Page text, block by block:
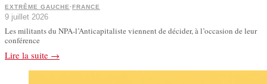
EXTRÊME GAUCHE·FRANCE
9 juillet 2026
Les militants du NPA-l’Anticapitaliste viennent de décider, à l’occasion de leur
conférence
Lire la suite →